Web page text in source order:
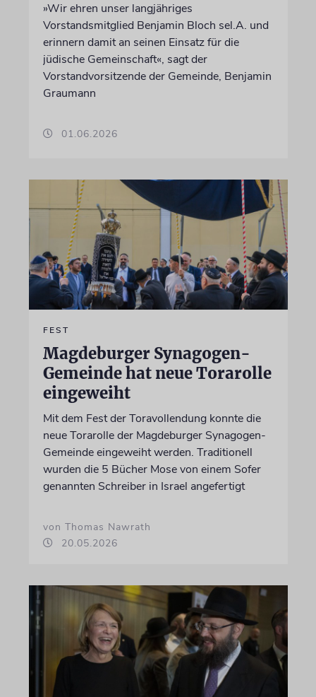
»Wir ehren unser langjähriges
Vorstandsmitglied Benjamin Bloch sel.A. und
erinnern damit an seinen Einsatz für die
jüdische Gemeinschaft«, sagt der
Vorstandvorsitzende der Gemeinde, Benjamin
Graumann
01.06.2026
FEST
Magdeburger Synagogen-
Gemeinde hat neue Torarolle
eingeweiht
Mit dem Fest der Toravollendung konnte die
neue Torarolle der Magdeburger Synagogen-
Gemeinde eingeweiht werden. Traditionell
wurden die 5 Bücher Mose von einem Sofer
genannten Schreiber in Israel angefertigt
von Thomas Nawrath
20.05.2026